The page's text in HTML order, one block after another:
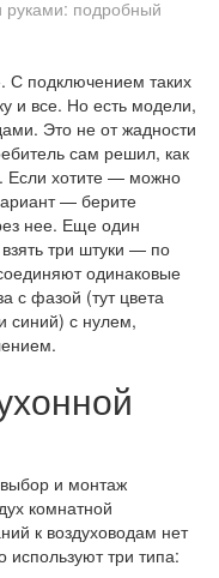
С подключением таких
и все. Но есть модели,
Это не от жадности
сам решил, как
Если хотите — можно
— берите
нее. Еще один
три штуки — по
одинаковые
с фазой (тут цвета
синий) с нулем,
и монтаж
комнатной
к воздуховодам нет
три типа: